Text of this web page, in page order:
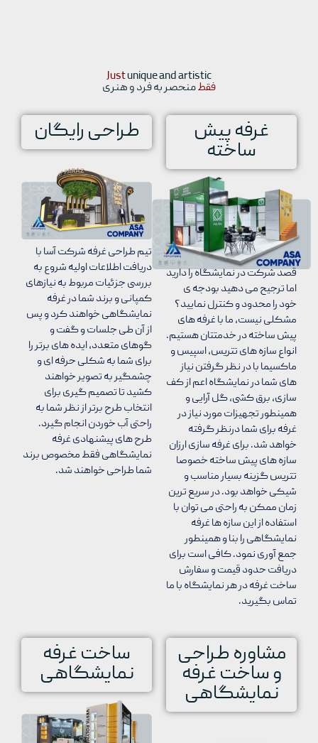
Justunique and artistic
فقطمنحصر به فرد و هنری
غرفه پیش
ساخته
قصد شرکت در نمایشگاه را دارید
اما ترجیح می دهید بودجه ی
خود را محدود و کنترل نمایید؟
مشکلی نیست، ما با غرفه های
پیش ساخته در خدمتتان هستیم.
انواع سازه های تتریس، اسپیس و
ماکسیما با در نظر گرفتن نیاز
های شما در نمایشگاه اعم از کف
سازی، برق کشی، گل آرایی و
همینطور تجهیزات مورد نیاز در
غرفه برای شما درنظر گرفته
خواهد شد. برای غرفه سازی ارزان
سازه های پیش ساخته خصوصا
تتریس گزینه بسیار مناسب و
شیکی خواهد بود. در سریع ترین
زمان ممکن به راحتی می توان با
استفاده از این سازه ها غرفه
نمایشگاهی را بنا و همینطور
جمع آوری نمود. کافی است برای
دریافت حدود قیمت و سفارش
ساخت غرفه در هر نمایشگاه با ما
تماس بگیرید.
طراحی رایگان
تیم طراحی غرفه شرکت آسا با
دریافت اطلاعات اولیه شروع به
بررسی جزئیات مربوط به نیازهای
کمپانی و برند شما در غرفه
نمایشگاهی خواهند کرد و پس
از آن طی جلسات و گفت و
گوهای متعدد، ایده های برتر را
برای شما به شکلی حرفه ای و
چشمگیر به تصویر خواهند
کشید تا تصمیم گیری برای
انتخاب طرح برتر از نظر شما به
راحتی آب خوردن انجام گیرد.
طرح های پیشنهادی غرفه
نمایشگاهی فقط مخصوص برند
شما طراحی خواهند شد.
مشاوره طراحی
و ساخت غرفه
نمایشگاهی
ساخت غرفه
نمایشگاهی